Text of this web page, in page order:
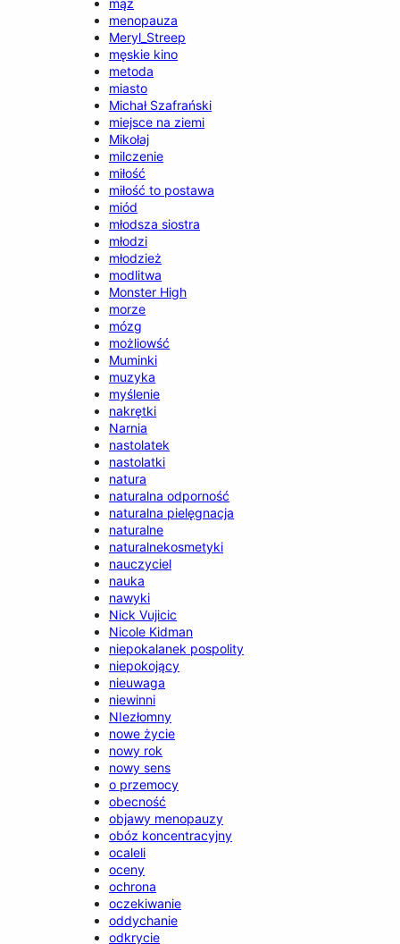
menopauza
Meryl_Streep
męskie kino
metoda
miasto
Michał Szafrański
miejsce na ziemi
Mikołaj
milczenie
miłość
miłość to postawa
miód
młodsza siostra
młodzi
młodzież
modlitwa
Monster High
morze
mózg
możliowść
Muminki
muzyka
myślenie
nakrętki
Narnia
nastolatek
nastolatki
natura
naturalna odporność
naturalna pielęgnacja
naturalne
naturalnekosmetyki
nauczyciel
nauka
nawyki
Nick Vujicic
Nicole Kidman
niepokalanek pospolity
niepokojący
nieuwaga
niewinni
NIezłomny
nowe życie
nowy rok
nowy sens
o przemocy
obecność
objawy menopauzy
obóz koncentracyjny
ocaleli
oceny
ochrona
oczekiwanie
oddychanie
odkrycie